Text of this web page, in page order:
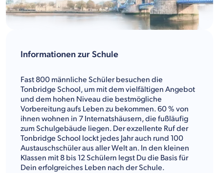
Informationen zur Schule
Fast 800 männliche Schüler besuchen die
Tonbridge School, um mit dem vielfältigen Angebot
und dem hohen Niveau die bestmögliche
Vorbereitung aufs Leben zu bekommen. 60 % von
ihnen wohnen in 7 Internatshäusern, die fußläufig
zum Schulgebäude liegen. Der exzellente Ruf der
Tonbridge School lockt jedes Jahr auch rund 100
Austauschschüler aus aller Welt an. In den kleinen
Klassen mit 8 bis 12 Schülern legst Du die Basis für
Dein erfolgreiches Leben nach der Schule.